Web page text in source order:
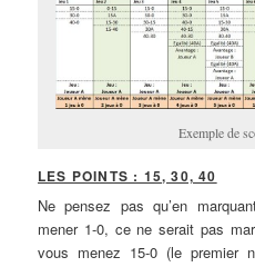
Exemple de
LES POINTS : 15, 30, 40
Ne pensez pas qu’en
mener 1-0, ce ne serait pas
vous menez 15-0 (le premier